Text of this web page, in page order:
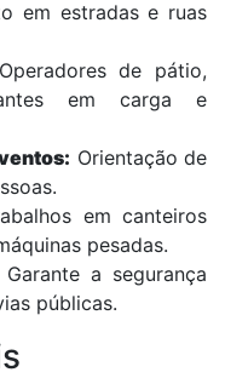
em estradas e ruas
de pátio,
em carga e
Orientação de
em canteiros
pesadas.
Garante a segurança
públicas.